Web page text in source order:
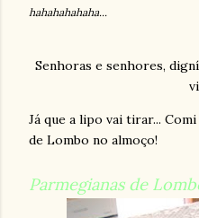
hahahahahaha...
Senhoras e senhores,
Já que a lipo vai tirar...
de Lombo no almoço!
Parmegianas de